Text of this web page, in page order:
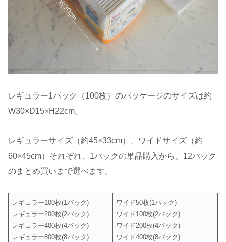
レギュラー1パック（100枚）のパッケージのサイズは約
W30×D15×H22cm。
レギュラーサイズ（約45×33cm）、ワイドサイズ（約
60×45cm）それぞれ、1パックの単品購入から、12パック
のまとめ買いまで選べます。
レギュラー100枚(1パック)
レギュラー200枚(2パック)
レギュラー400枚(4パック)
レギュラー800枚(8パック)
ワイド50枚(1パック)
ワイド100枚(2パック)
ワイド200枚(4パック)
ワイド400枚(8パック)